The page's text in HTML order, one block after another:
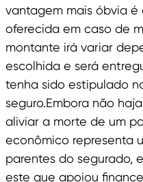
vantagem mais óbvia
oferecida em caso de
montante irá variar
escolhida e será
tenha sido estipulado
seguro.Embora não
aliviar a morte de um
econômico representa
parentes do segurado,
este que apoiou